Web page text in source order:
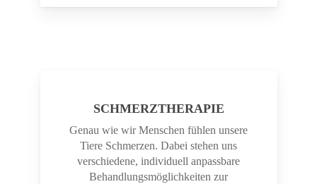
SCHMERZTHERAPIE
Genau wie wir Menschen fühlen unsere
Tiere Schmerzen. Dabei stehen uns
verschiedene, individuell anpassbare
Behandlungsmöglichkeiten zur